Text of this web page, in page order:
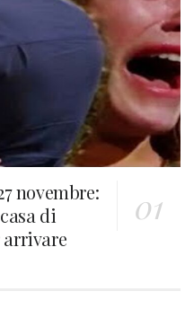
novembre:
di
arrivare